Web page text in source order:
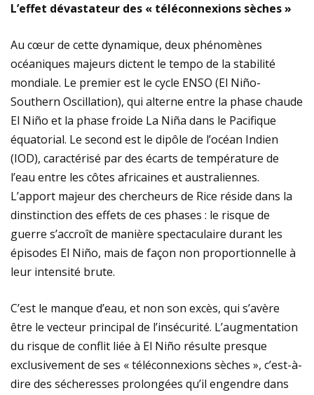
L’effet dévastateur des « téléconnexions sèches »
Au cœur de cette dynamique, deux phénomènes
océaniques majeurs dictent le tempo de la stabilité
mondiale. Le premier est le cycle ENSO (El Niño-
Southern Oscillation), qui alterne entre la phase chaude
El Niño et la phase froide La Niña dans le Pacifique
équatorial. Le second est le dipôle de l’océan Indien
(IOD), caractérisé par des écarts de température de
l’eau entre les côtes africaines et australiennes.
L’apport majeur des chercheurs de Rice réside dans la
dinstinction des effets de ces phases : le risque de
guerre s’accroît de manière spectaculaire durant les
épisodes El Niño, mais de façon non proportionnelle à
leur intensité brute.
C’est le manque d’eau, et non son excès, qui s’avère
être le vecteur principal de l’insécurité. L’augmentation
du risque de conflit liée à El Niño résulte presque
exclusivement de ses « téléconnexions sèches », c’est-à-
dire des sécheresses prolongées qu’il engendre dans